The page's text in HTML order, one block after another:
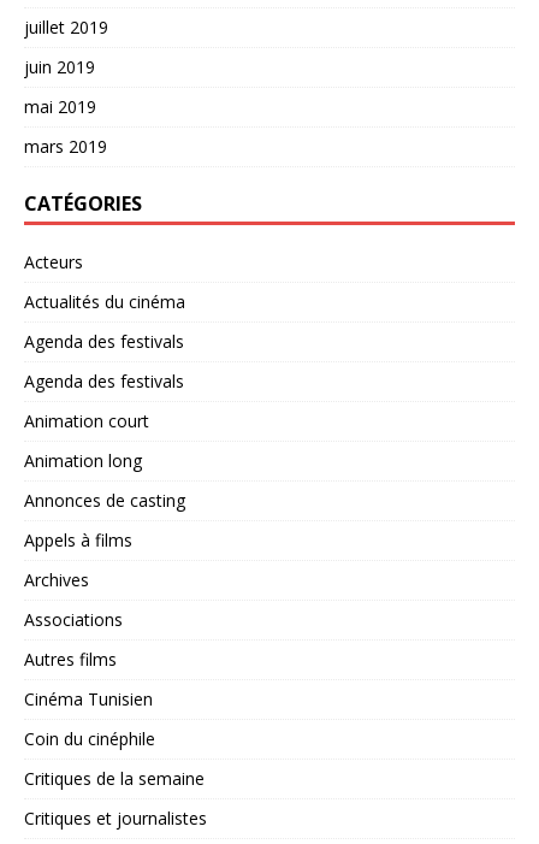
juillet 2019
juin 2019
mai 2019
mars 2019
CATÉGORIES
Acteurs
Actualités du cinéma
Agenda des festivals
Agenda des festivals
Animation court
Animation long
Annonces de casting
Appels à films
Archives
Associations
Autres films
Cinéma Tunisien
Coin du cinéphile
Critiques de la semaine
Critiques et journalistes